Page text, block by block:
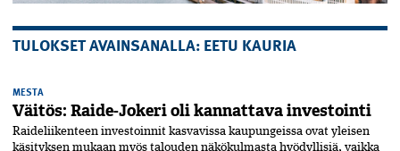
TULOKSET AVAINSANALLA: EETU KAURIA
MESTA
Väitös: Raide-Jokeri oli kannattava investointi
Raideliikenteen investoinnit kasvavissa kaupungeissa ovat yleisen
käsityksen mukaan myös talouden näkökulmasta hyödyllisiä, vaikka